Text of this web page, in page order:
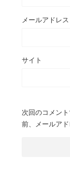
メールアドレス
サイト
次回のコメン
前、メールアド